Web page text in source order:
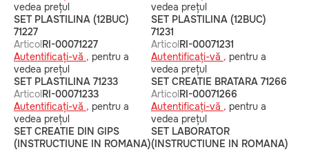
vedea prețul
vedea prețul
SET PLASTILINA (12BUC)
71227
ArticolRI-00071227
Autentificați-vă , pentru a
vedea prețul
SET PLASTILINA (12BUC)
71231
ArticolRI-00071231
Autentificați-vă , pentru a
vedea prețul
SET PLASTILINA 71233
ArticolRI-00071233
Autentificați-vă , pentru a
vedea prețul
SET CREATIE BRATARA 71266
ArticolRI-00071266
Autentificați-vă , pentru a
vedea prețul
SET CREATIE DIN GIPS
(INSTRUCTIUNE IN ROMANA)
SET LABORATOR
(INSTRUCTIUNE IN ROMANA)